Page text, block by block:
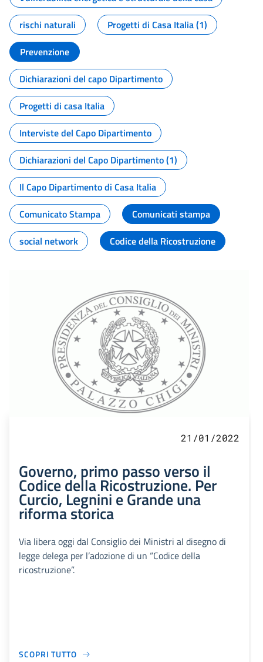
rischi naturali
Progetti di Casa Italia (1)
Prevenzione
Dichiarazioni del capo Dipartimento
Progetti di casa Italia
Interviste del Capo Dipartimento
Dichiarazioni del Capo Dipartimento (1)
Il Capo Dipartimento di Casa Italia
Comunicato Stampa
Comunicati stampa
social network
Codice della Ricostruzione
21/01/2022
Governo, primo passo verso il
Codice della Ricostruzione. Per
Curcio, Legnini e Grande una
riforma storica
Via libera oggi dal Consiglio dei Ministri al disegno di
legge delega per l’adozione di un “Codice della
ricostruzione”.
SCOPRI TUTTO